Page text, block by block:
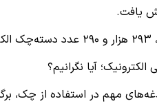
یافت.
آیا نگرانیم؟
مهم در استفاده از